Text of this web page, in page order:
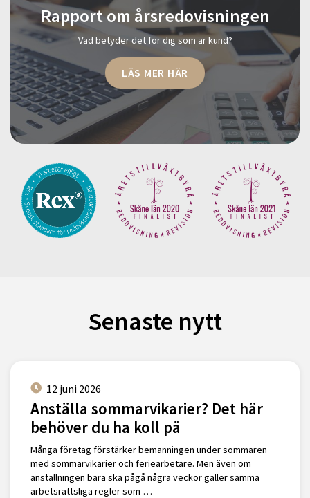
Rapport om årsredovisningen
Vad betyder det för dig som är kund?
LÄS MER HÄR
Senaste nytt
12 juni 2026
Anställa sommarvikarier? Det här
behöver du ha koll på
Många företag förstärker bemanningen under sommaren
med sommarvikarier och feriearbetare. Men även om
anställningen bara ska pågå några veckor gäller samma
arbetsrättsliga regler som …